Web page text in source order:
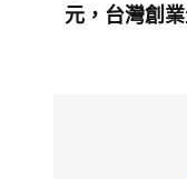
元，台灣創